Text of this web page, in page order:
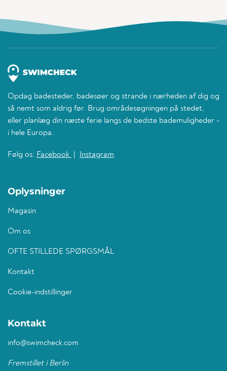
Opdag badesteder, badesøer og strande i nærheden af dig og
så nemt som aldrig før. Brug områdesøgningen på stedet,
eller planlæg din næste ferie langs de bedste bademuligheder -
i hele Europa.
Følg os: Facebook Instagram
Oplysninger
Magasin
Om os
OFTE STILLEDE SPØRGSMÅL
Kontakt
Cookie-indstillinger
Kontakt
info@swimcheck.com
Fremstillet i Berlin